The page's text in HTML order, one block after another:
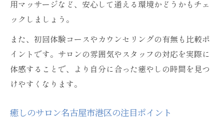
用マッサージなど、安心して通える環境かどうかもチェ
ックしましょう。
また、初回体験コースやカウンセリングの有無も比較ポ
イントです。サロンの雰囲気やスタッフの対応を実際に
体感することで、より自分に合った癒やしの時間を見つ
けやすくなります。
癒しのサロン名古屋市港区の注目ポイント